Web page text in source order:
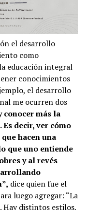
el desarrollo
como
educación integral
conocimientos
el desarrollo
me ocurren dos
conocer más la
decir, ver cómo
hacen una
que uno entiende
y al revés
dice quien fue el
luego agregar: “La
Hay distintos estilos,